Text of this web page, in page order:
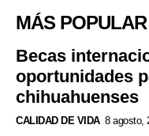
MÁS POPULAR
Becas
oportunidades
chihuahuenses
CALIDAD DE VIDA 8 agosto,